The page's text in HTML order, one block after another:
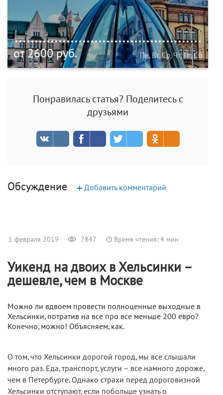
от 2600 руб. Пн, Вт, Ср, Чт, Пт, Сб
Понравилась статья? Поделитесь с
друзьями
Обсуждение + Добавить комментарий
1 февраля 2019 7847 Время чтения: 4 мин
Уикенд на двоих в Хельсинки –
дешевле, чем в Москве
Можно ли вдвоем провести полноценные выходные в
Хельсинки, потратив на все про все меньше 200 евро?
Конечно, можно! Объясняем, как.
О том, что Хельсинки дорогой город, мы все слышали
много раз. Еда, транспорт, услуги – все намного дороже,
чем в Петербурге. Однако страхи перед дороговизной
Хельсинки отступают, если побольше узнать о